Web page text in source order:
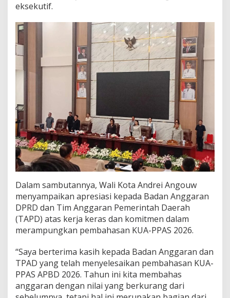
eksekutif.
Dalam sambutannya, Wali Kota Andrei Angouw
menyampaikan apresiasi kepada Badan Anggaran
DPRD dan Tim Anggaran Pemerintah Daerah
(TAPD) atas kerja keras dan komitmen dalam
merampungkan pembahasan KUA-PPAS 2026.
“Saya berterima kasih kepada Badan Anggaran dan
TPAD yang telah menyelesaikan pembahasan KUA-
PPAS APBD 2026. Tahun ini kita membahas
anggaran dengan nilai yang berkurang dari